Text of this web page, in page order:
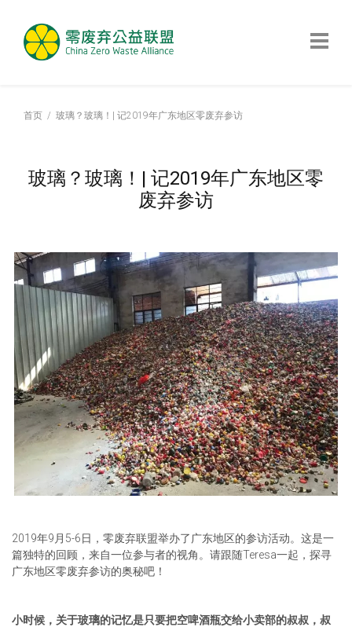
首页 玻璃？玻璃！| 记2019年广东地区零废弃参访
玻璃？玻璃！| 记2019年广东地区零
废弃参访
2019年9月5-6日，零废弃联盟举办了广东地区的参访活动。这是一
篇独特的回顾，来自一位参与者的视角。请跟随Teresa一起，探寻
广东地区零废弃参访的奥秘吧！
小时候，关于玻璃的记忆是只要把空啤酒瓶交给小卖部的叔叔，叔